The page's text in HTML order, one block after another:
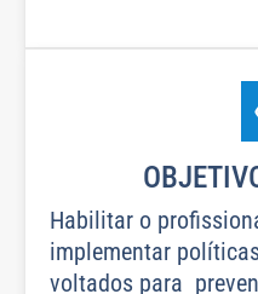
Habilitar o
implementar
voltados para